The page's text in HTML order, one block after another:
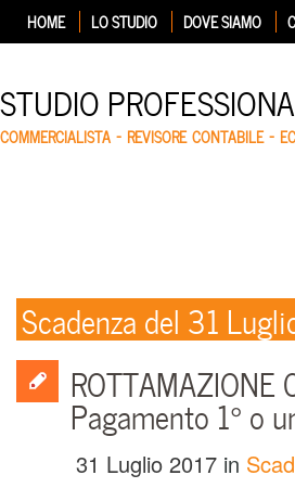
HOME LO STUDIO DOVE SIAMO
STUDIO
COMMERCIALISTA – REVISORE CONTABILE –
Scadenza del 31
Pagamento 1° o
31 Luglio 2017 in